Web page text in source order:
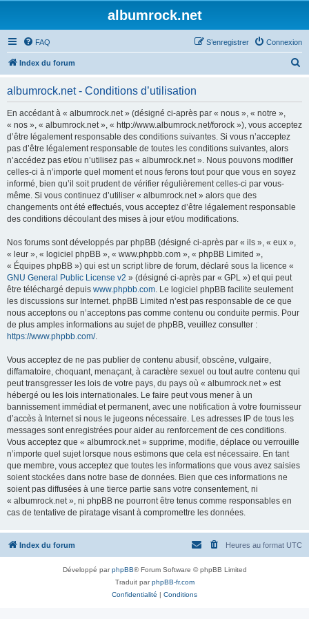
albumrock.net
FAQ Connexion
S’enregistrer
Index du forum
e
albumrock.net - Conditions d’utilisation
En accédant à « albumrock.net » (désigné ci-après par « nous », « notre »,
« nos », « albumrock.net », « http://www.albumrock.net/forock »), vous acceptez
d’être légalement responsable des conditions suivantes. Si vous n’acceptez
pas d’être légalement responsable de toutes les conditions suivantes, alors
n’accédez pas et/ou n’utilisez pas « albumrock.net ». Nous pouvons modifier
celles-ci à n’importe quel moment et nous ferons tout pour que vous en soyez
informé, bien qu’il soit prudent de vérifier régulièrement celles-ci par vous-
même. Si vous continuez d’utiliser « albumrock.net » alors que des
changements ont été effectués, vous acceptez d’être légalement responsable
des conditions découlant des mises à jour et/ou modifications.
Nos forums sont développés par phpBB (désigné ci-après par « ils », « eux »,
« leur », « logiciel phpBB », « www.phpbb.com », « phpBB Limited »,
« Équipes phpBB ») qui est un script libre de forum, déclaré sous la licence «
GNU General Public License v2 » (désigné ci-après par « GPL ») et qui peut
être téléchargé depuis www.phpbb.com. Le logiciel phpBB facilite seulement
les discussions sur Internet. phpBB Limited n’est pas responsable de ce que
nous acceptons ou n’acceptons pas comme contenu ou conduite permis. Pour
de plus amples informations au sujet de phpBB, veuillez consulter :
https://www.phpbb.com/.
Vous acceptez de ne pas publier de contenu abusif, obscène, vulgaire,
diffamatoire, choquant, menaçant, à caractère sexuel ou tout autre contenu qui
peut transgresser les lois de votre pays, du pays où « albumrock.net » est
hébergé ou les lois internationales. Le faire peut vous mener à un
bannissement immédiat et permanent, avec une notification à votre fournisseur
d’accès à Internet si nous le jugeons nécessaire. Les adresses IP de tous les
messages sont enregistrées pour aider au renforcement de ces conditions.
Vous acceptez que « albumrock.net » supprime, modifie, déplace ou verrouille
n’importe quel sujet lorsque nous estimons que cela est nécessaire. En tant
que membre, vous acceptez que toutes les informations que vous avez saisies
soient stockées dans notre base de données. Bien que ces informations ne
soient pas diffusées à une tierce partie sans votre consentement, ni
« albumrock.net », ni phpBB ne pourront être tenus comme responsables en
cas de tentative de piratage visant à compromettre les données.
Index du forum Heures au format UTC
Développé parphpBB® Forum Software © phpBB Limited
Traduit parphpBB-fr.com
Confidentialité | Conditions